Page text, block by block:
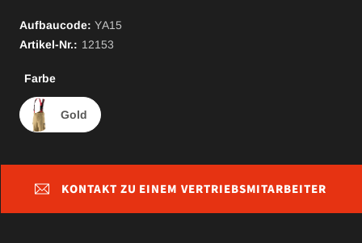
Aufbaucode: YA15
Artikel-Nr.: 12153
Farbe
Gold
KONTAKT ZU EINEM VERTRIEBSMITARBEITER